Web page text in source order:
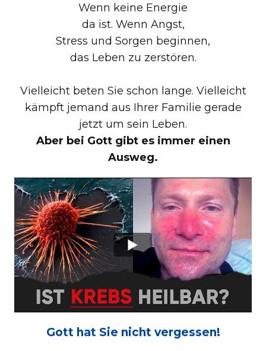
Wenn keine Energie
da ist. Wenn Angst,
Stress und Sorgen beginnen,
das Leben zu zerstören.
Vielleicht beten Sie schon lange. Vielleicht
kämpft jemand aus Ihrer Familie gerade
jetzt um sein Leben.
Aber bei Gott gibt es immer einen
Ausweg.
Gott hat Sie nicht vergessen!